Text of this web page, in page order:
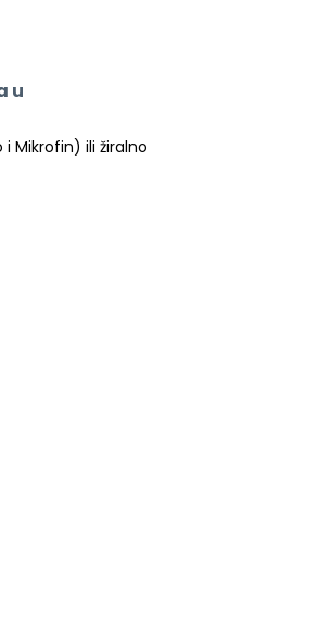
u
Mikrofin) ili žiralno